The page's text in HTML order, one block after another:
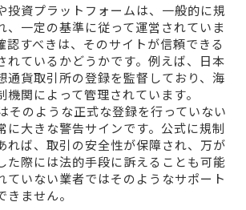
投資プラットフォームは、一般的に規
、一定の基準に従って運営されていま
認すべきは、そのサイトが信頼できる
れているかどうかです。例えば、日本
通貨取引所の登録を監督しており、海
関によって管理されています。
のような正式な登録を行っていない
に大きな警告サインです。公式に規制
れば、取引の安全性が保障され、万が
た際には法的手段に訴えることも可能
ていない業者ではそのようなサポート
ません。